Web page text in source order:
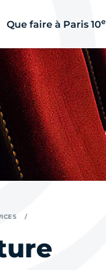
Que faire à Paris 10e